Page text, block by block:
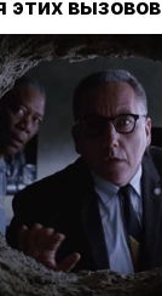
этих вызовов